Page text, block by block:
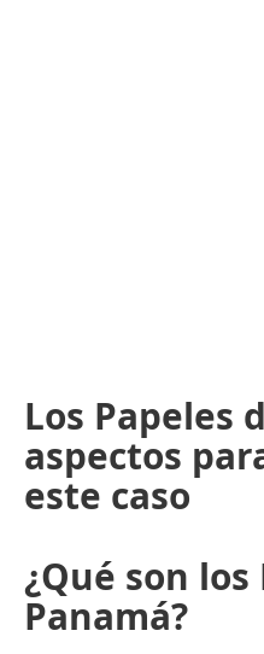
Los Papeles
aspectos
este caso
¿Qué son
Panamá?